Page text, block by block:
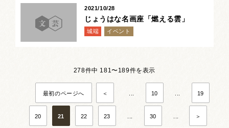
2021/10/28
じょうはな名画座「燃える雲」
城端 イベント
278件中 181〜189件を表示
最初のページへ ＜ 10 19
20 21 22 23 30 ＞